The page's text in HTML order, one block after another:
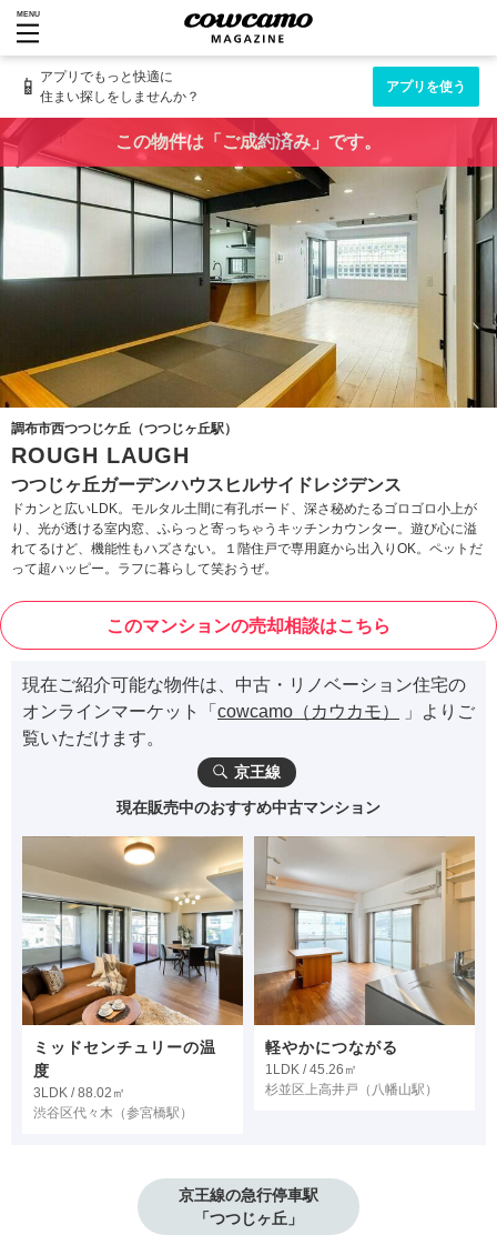
MENU
📱 アプリでもっと快適に
住まい探しをしませんか？
アプリを使う
この物件は「ご成約済み」です。
調布市西つつじケ丘（つつじヶ丘駅）
ROUGH LAUGH
つつじヶ丘ガーデンハウスヒルサイドレジデンス
ドカンと広いLDK。モルタル土間に有孔ボード、深さ秘めたるゴロゴロ小上が
り、光が透ける室内窓、ふらっと寄っちゃうキッチンカウンター。遊び心に溢
れてるけど、機能性もハズさない。１階住戸で専用庭から出入りOK。ペットだ
って超ハッピー。ラフに暮らして笑おうぜ。
このマンションの売却相談はこちら
現在ご紹介可能な物件は、中古・リノベーション住宅の
オンラインマーケット「 cowcamo（カウカモ）
」よりご
覧いただけます。
京王線
現在販売中のおすすめ中古マンション
ミッドセンチュリーの温
度
3LDK / 88.02㎡
渋谷区代々木 （参宮橋駅）
軽やかにつながる
1LDK / 45.26㎡
杉並区上高井戸 （八幡山駅）
京王線の急行停車駅
「つつじヶ丘」